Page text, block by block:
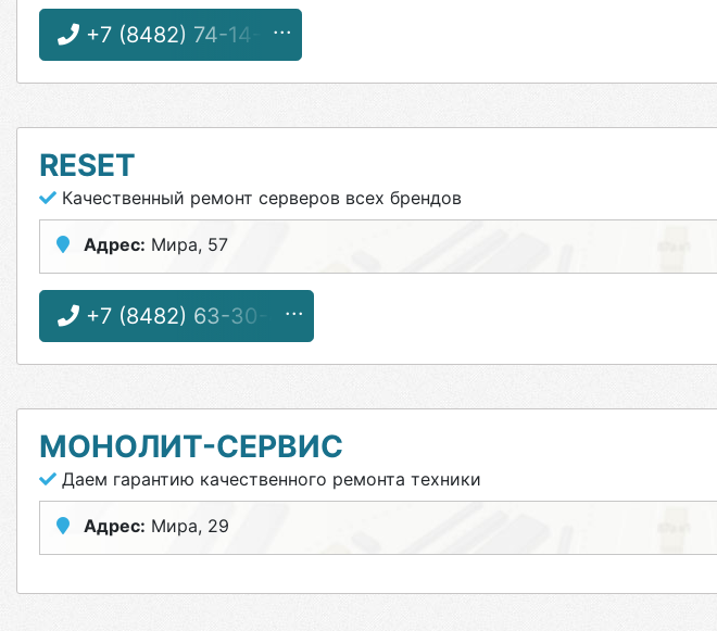
+7 (8482) 74-14-71
RESET
Качественный ремонт серверов всех брендов
Адрес: Мира, 57
+7 (8482) 63-30-46
МОНОЛИТ-СЕРВИС
Даем гарантию качественного ремонта техники
Адрес: Мира, 29